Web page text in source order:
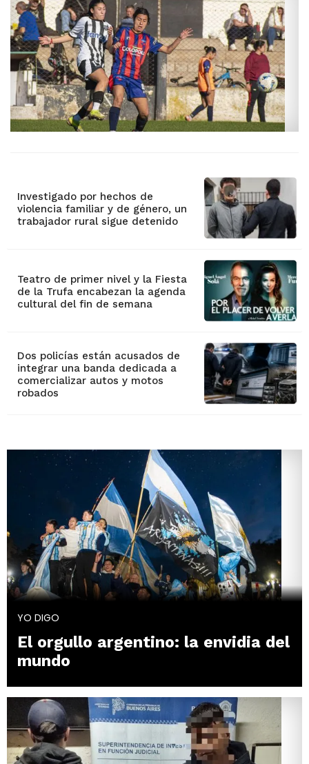
Investigado por hechos de
violencia familiar y de género, un
trabajador rural sigue detenido
Teatro de primer nivel y la Fiesta
de la Trufa encabezan la agenda
cultural del fin de semana
Dos policías están acusados de
integrar una banda dedicada a
comercializar autos y motos
robados
YO DIGO
El orgullo argentino: la envidia del
mundo